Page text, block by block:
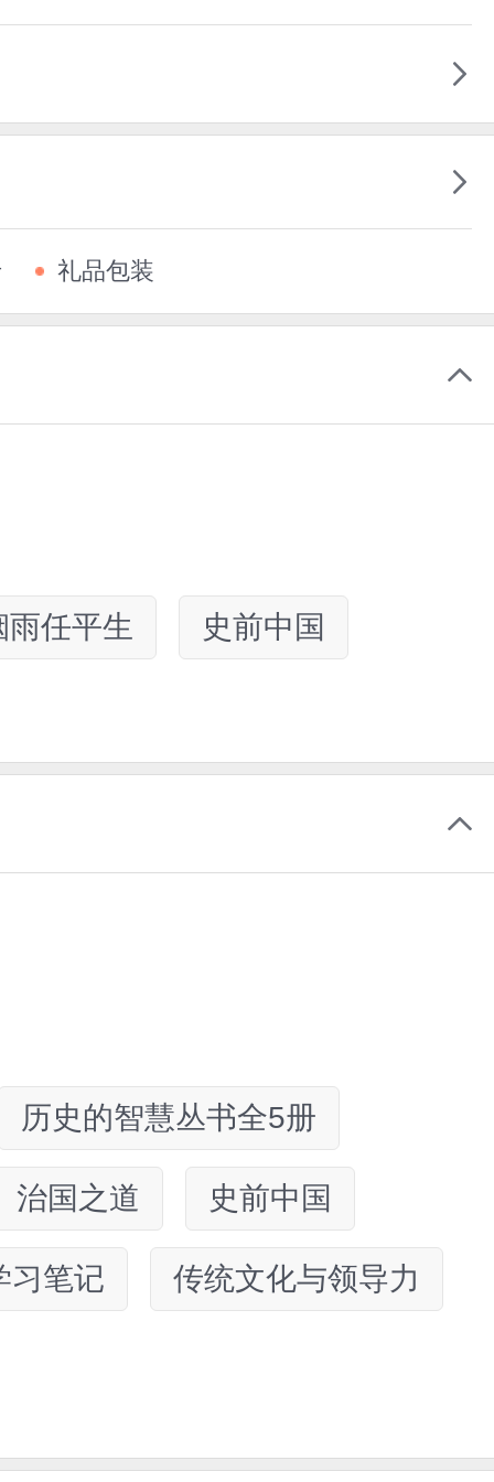
礼品包装
雨任平生 史前中国
历史的智慧丛书全5册
治国之道 史前中国
习笔记 传统文化与领导力